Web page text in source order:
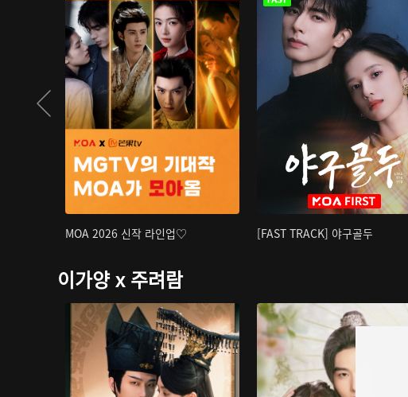
MOA 2026 신작 라인업♡ [FAST TRACK] 야구골두
이가양 x 주려람